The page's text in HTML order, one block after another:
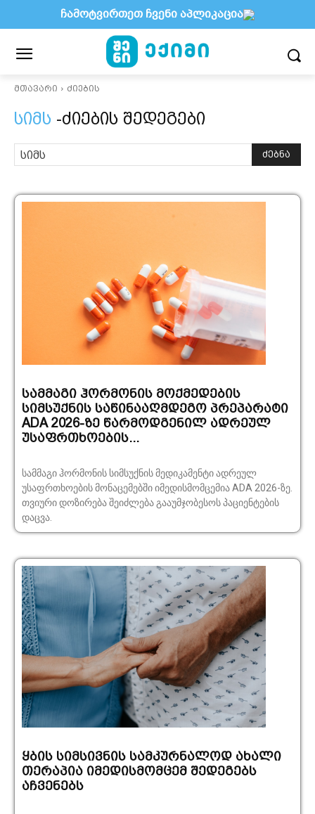
მთავარი ძიების
სიმს -ძიების შედეგები
ძებნა
სამმაგი ჰორმონის მოქმედების
სიმსუქნის საწინააღმდეგო პრეპარატი
ADA 2026-ზე წარმოდგენილ ადრეულ
უსაფრთხოების...
სამმაგი ჰორმონის სიმსუქნის მედიკამენტი ადრეულ
უსაფრთხოების მონაცემებში იმედისმომცემია ADA 2026-ზე.
თვიური დოზირება შეიძლება გააუმჯობესოს პაციენტების
დაცვა.
ყბის სიმსივნის სამკურნალოდ ახალი
თერაპია იმედისმომცემ შედეგებს
აჩვენებს
ჩამოტვირთეთ ჩვენი აპლიკაცია